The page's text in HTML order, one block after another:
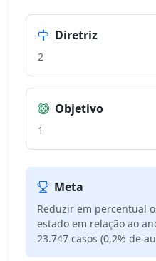
Diretriz
2
Objetivo
1
Meta
Reduzir em percentual
estado em relação ao
23.747 casos (0,2% de